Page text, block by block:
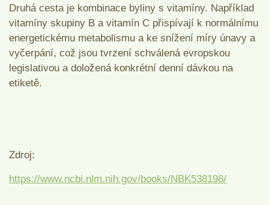
Druhá cesta je kombinace byliny s vitamíny. Například
vitamíny skupiny B a vitamín C přispívají k normálnímu
energetickému metabolismu a ke snížení míry únavy a
vyčerpání, což jsou tvrzení schválená evropskou
legislativou a doložená konkrétní denní dávkou na
etiketě.
Zdroj:
https://www.ncbi.nlm.nih.gov/books/NBK538198/